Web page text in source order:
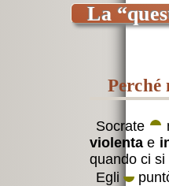
La
Socrate
violentae
quando ci si
Egli